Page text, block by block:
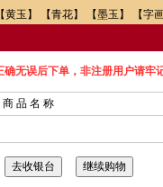
【黄玉】 【青花】 【墨玉】 【字
无误后下单，非注册用户请牢
商 品 名 称